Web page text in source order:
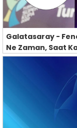
Galatasaray -
Ne Zaman, Saat